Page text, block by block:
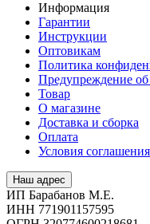
Информация
Гарантии
Инструкции
Оптовикам
Политика
Предупреждение об
Товар
О магазине
Доставка и сборка
Оплата
Условия соглашения
Наш адрес
ИП Барабанов М.Е.
ИНН 771901157595